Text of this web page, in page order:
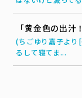
「黄金色の出
(ちごゆり嘉子よ
るして寝てま...